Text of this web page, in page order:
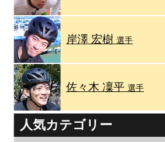
岸澤 宏樹 選手
佐々木 凜平 選手
人気カテゴリー